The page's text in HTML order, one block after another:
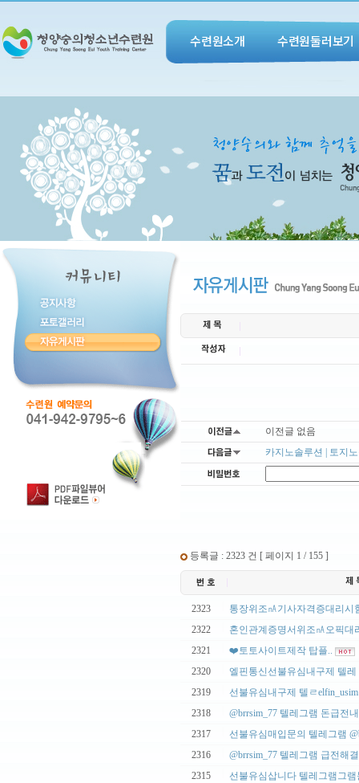
수련원소개 수련원둘러보기
이전글 없음
카지노솔루션 | 토지
등록글 : 2323 건 [ 페이지 1 / 155 ]
2323
통장위조㎁기사자격증대리시
2322
혼인관계증명서위조㎁오픽대
2321
❤️토토사이트제작 탑플..
2320
엘핀통신선불유심내구제 텔레
2319
선불유심내구제 텔ㄹ
2318
@brrsim_77 텔레그램 돈급전
2317
선불유심매입문의 텔레그램
2316
@brrsim_77 텔레그램 급전해
2315
선불유심삽니다 텔레그램그램